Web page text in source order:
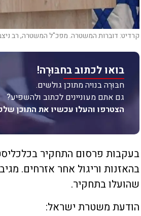
קרדיט: דוברות המשטרה. מפכ"ל המשטרה, רב
בואו לכתוב בחבּוּרֶה!
חבּוּרֶה בנויה מתוכן גולשים.
גם אתם מעוניינים לכתוב ולהשפיע?
הצטרפו והעלו עכשיו את התוכן
בעקבות פרסום התחקיר
בהאזנות וריגול אחר אזרחים.
שהועלו בתחקיר.
הודעת משטרת ישראל: